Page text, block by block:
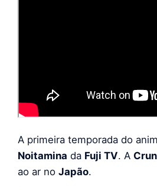
A primeira temporada do
Noitamina da Fuji TV. A
ao ar no Japão.